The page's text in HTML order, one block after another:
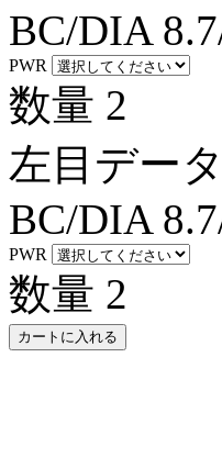
BC/DIA
PWR
数量 2
左目デー
BC/DIA
PWR
数量 2
カートに入れる